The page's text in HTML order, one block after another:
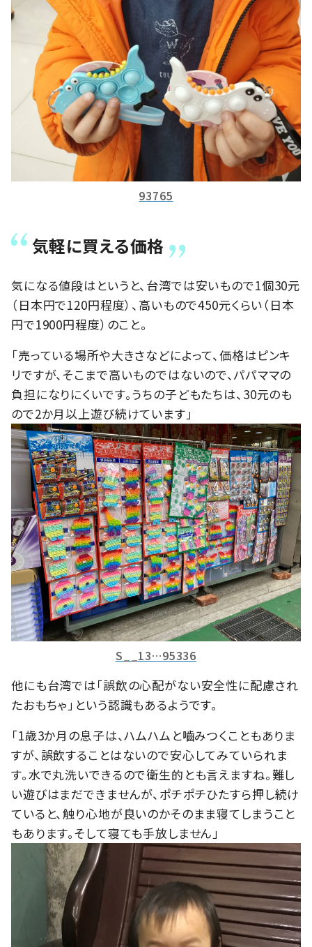
93765
気軽に買える価格
気になる値段はというと、台湾では安いもので1個30元
（日本円で120円程度）、高いもので450元くらい（日本
円で1900円程度）のこと。
「売っている場所や大きさなどによって、価格はピンキ
リですが、そこまで高いものではないので、パパママの
負担になりにくいです。うちの子どもたちは、30元のも
ので2か月以上遊び続けています」
S__13…95336
他にも台湾では「誤飲の心配がない安全性に配慮され
たおもちゃ」という認識もあるようです。
「1歳3か月の息子は、ハムハムと嚙みつくこともありま
すが、誤飲することはないので安心してみていられま
す。水で丸洗いできるので衛生的とも言えますね。難し
い遊びはまだできませんが、ポチポチひたすら押し続け
ていると、触り心地が良いのかそのまま寝てしまうこと
もあります。そして寝ても手放しません」